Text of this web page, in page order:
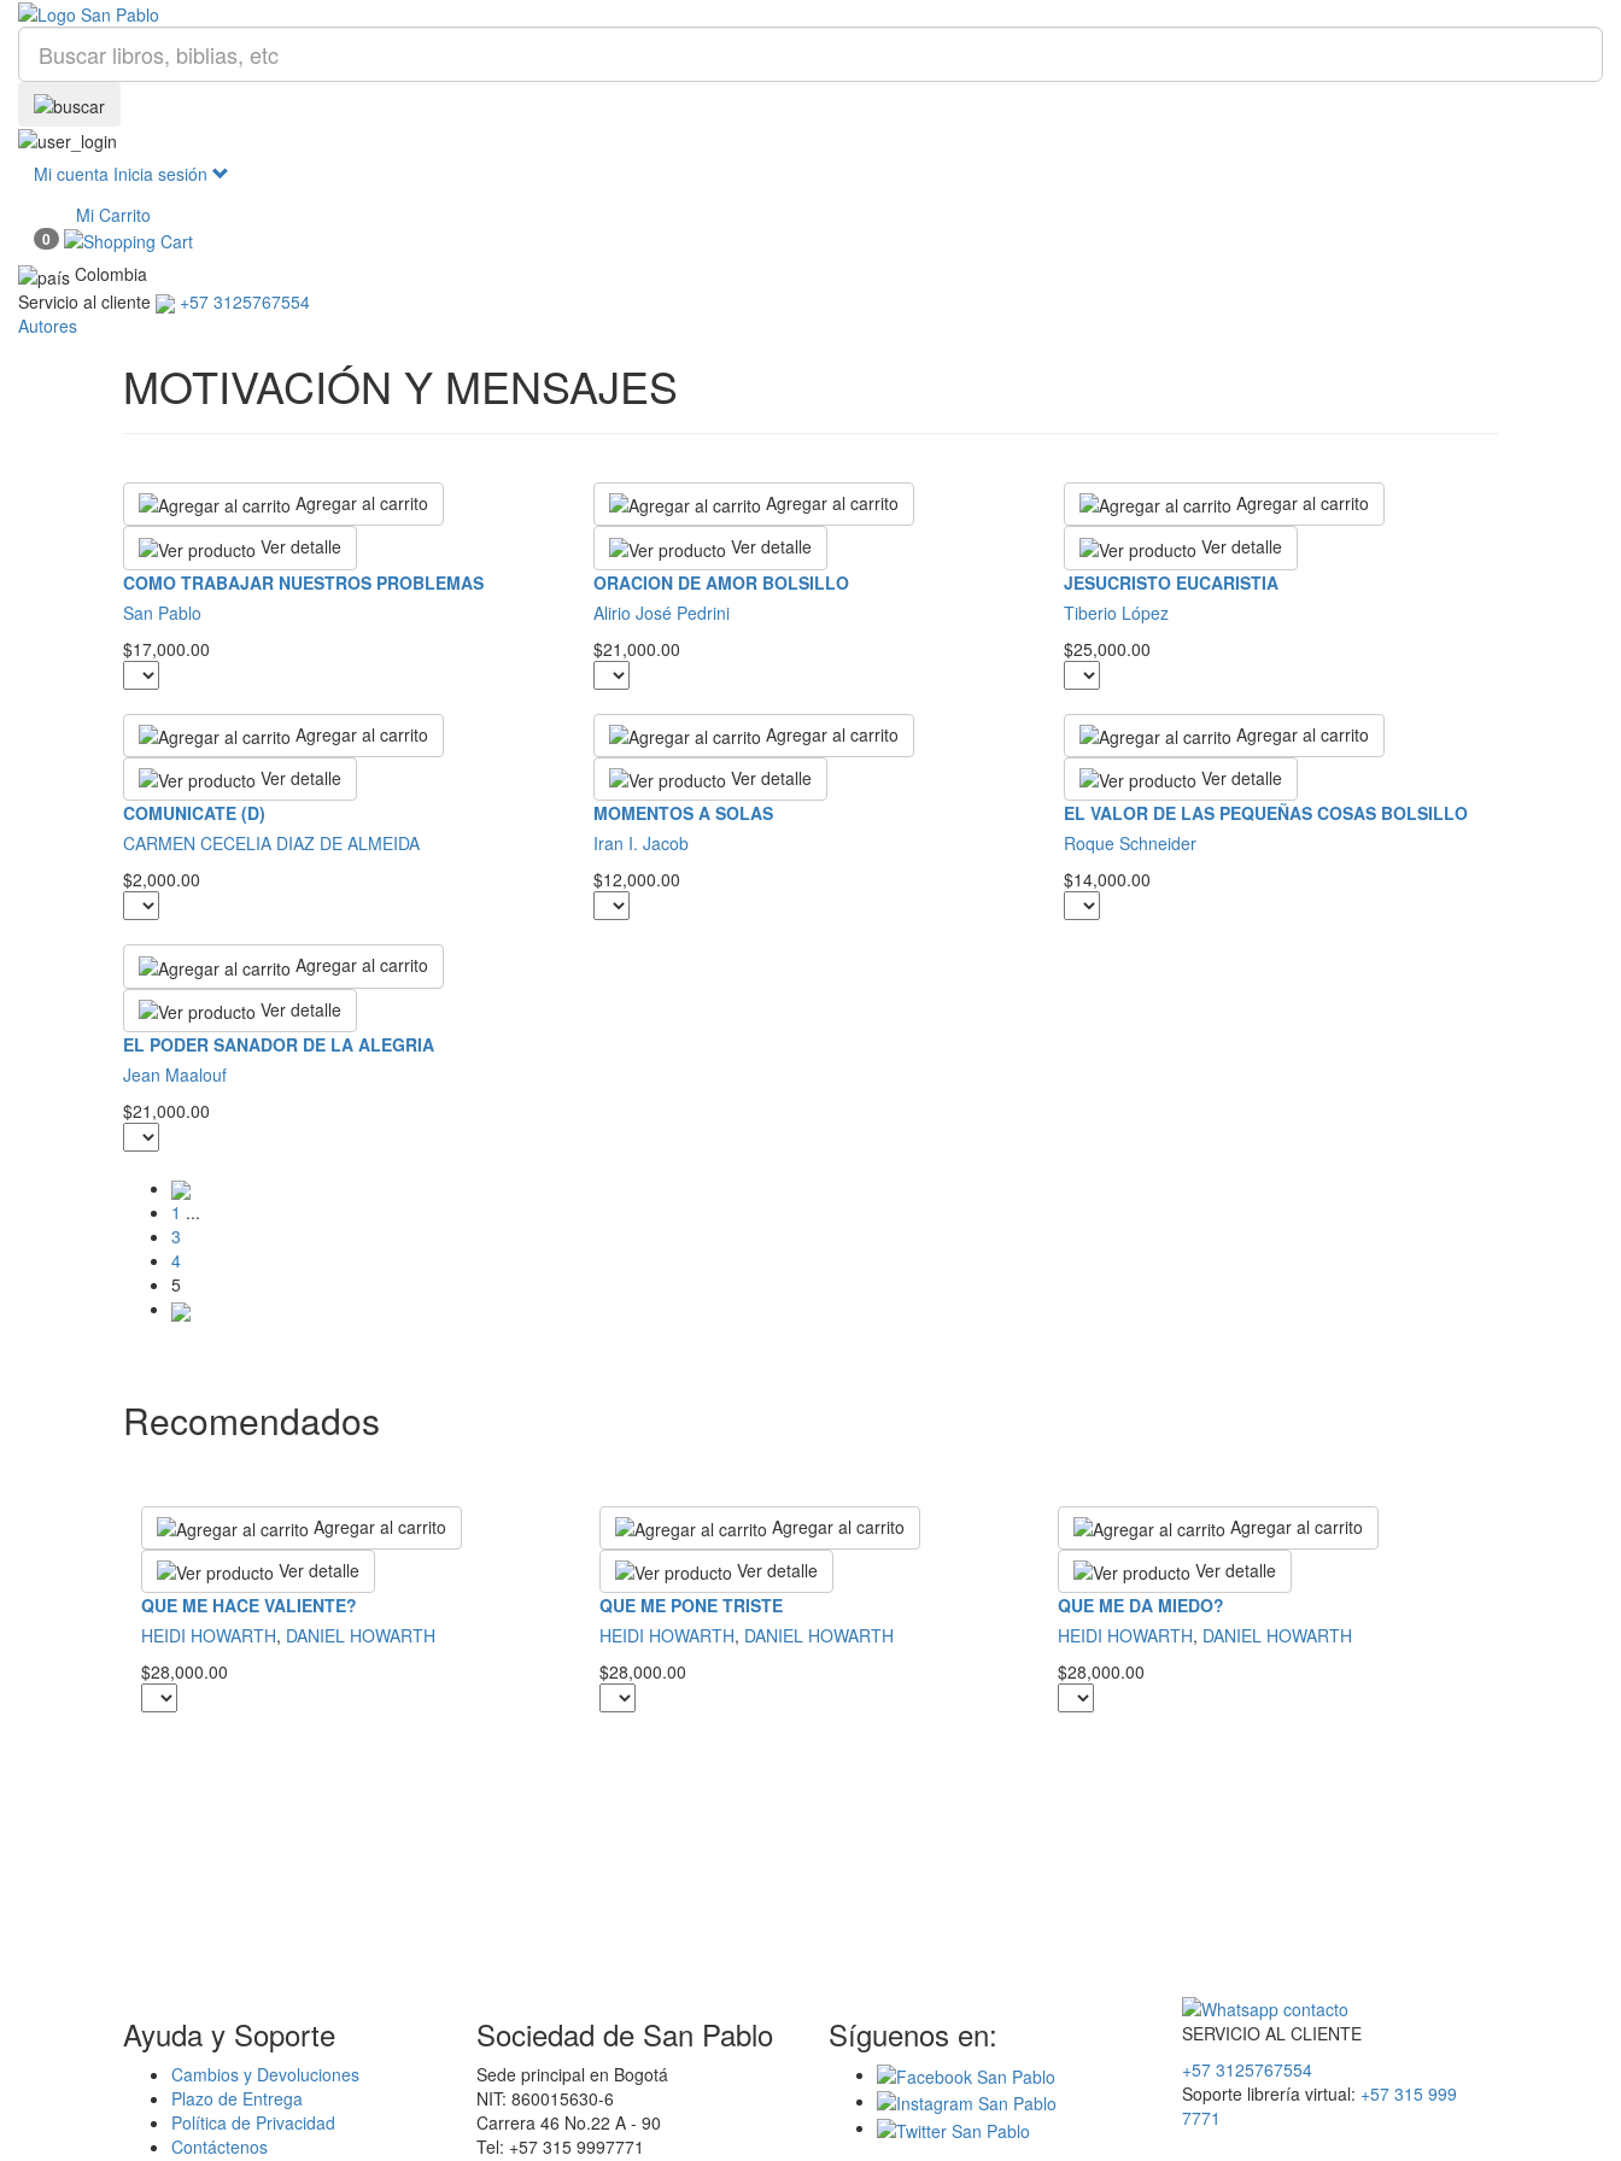
Mi cuenta Inicia sesión
Mi Carrito
0
Colombia
Servicio al cliente
+57 3125767554
Autores
MOTIVACIÓN Y MENSAJES
Agregar al carrito
Ver detalle
COMO TRABAJAR NUESTROS PROBLEMAS
San Pablo
$17,000.00
Agregar al carrito
Ver detalle
ORACION DE AMOR BOLSILLO
Alirio José Pedrini
$21,000.00
Agregar al carrito
Ver detalle
JESUCRISTO EUCARISTIA
Tiberio López
$25,000.00
Agregar al carrito
Ver detalle
COMUNICATE (D)
CARMEN CECELIA DIAZ DE ALMEIDA
$2,000.00
Agregar al carrito
Ver detalle
MOMENTOS A SOLAS
Iran I. Jacob
$12,000.00
Agregar al carrito
Ver detalle
EL VALOR DE LAS PEQUEÑAS COSAS BOLSILLO
Roque Schneider
$14,000.00
Agregar al carrito
Ver detalle
EL PODER SANADOR DE LA ALEGRIA
Jean Maalouf
$21,000.00
1 ...
3
4
5
Recomendados
Agregar al carrito
Ver detalle
QUE ME HACE VALIENTE?
HEIDI HOWARTH, DANIEL HOWARTH
$28,000.00
Agregar al carrito
Ver detalle
QUE ME PONE TRISTE
HEIDI HOWARTH, DANIEL HOWARTH
$28,000.00
Agregar al carrito
Ver detalle
QUE ME DA MIEDO?
HEIDI HOWARTH, DANIEL HOWARTH
$28,000.00
Ayuda y Soporte
Cambios y Devoluciones
Plazo de Entrega
Política de Privacidad
Contáctenos
Sociedad de San Pablo
Sede principal en Bogotá
NIT: 860015630-6
Carrera 46 No.22 A - 90
Tel: +57 315 9997771
Síguenos en: SERVICIOAL CLIENTE
+57 3125767554
Soporte librería virtual: +57 315 999
7771